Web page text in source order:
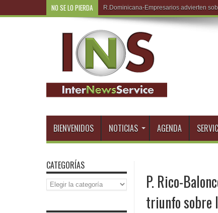
NO SE LO PIERDA R.Do
BIENVENIDOS NOTICIAS AGENDA
P. Rico-
triunfo sobre
CATEGORÍAS
Categorías